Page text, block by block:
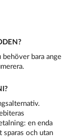
bara ange
en enda
och utan